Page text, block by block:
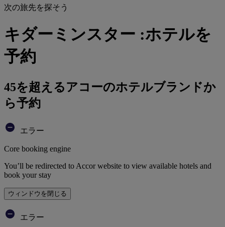
次の旅先を探そう
キダーミンスター :ホテルを
予約
45を超えるアコーのホテルブランドか
ら予約
エラー
Core booking engine
You’ll be redirected to Accor website to view available hotels and
book your stay
ウィンドウを閉じる
エラー